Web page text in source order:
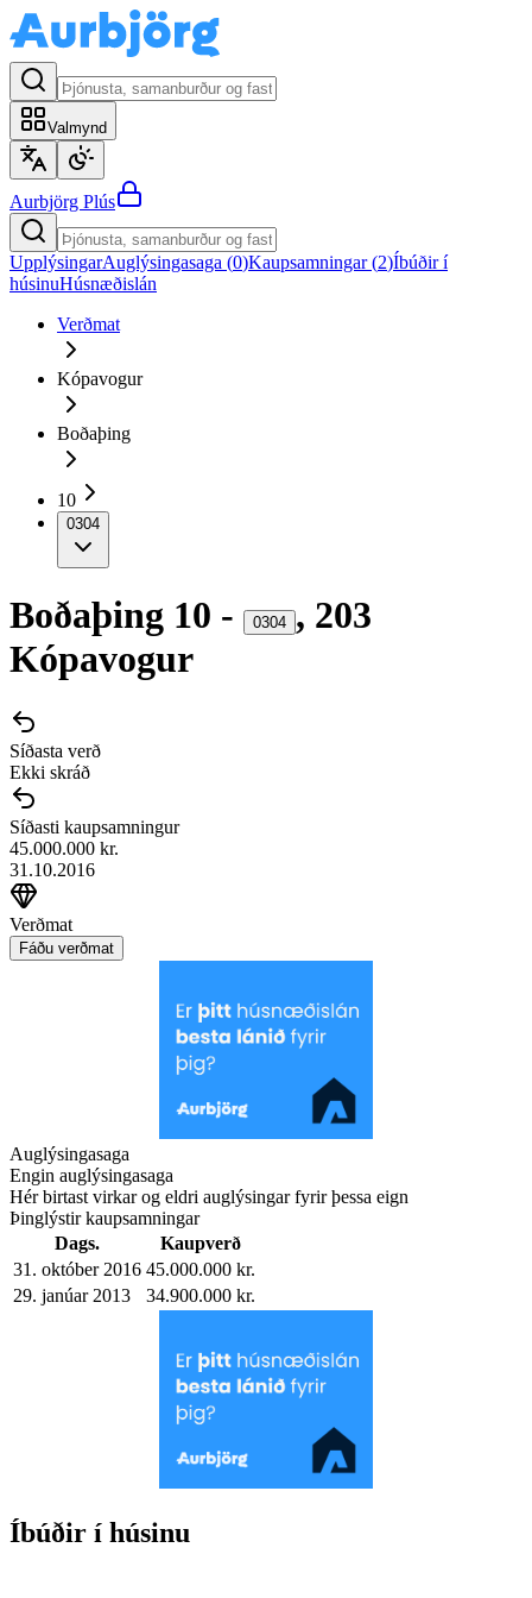
Valmynd
Aurbjörg Plús
UpplýsingarAuglýsingasaga (0)Kaupsamningar (2)Íbúðir í
húsinuHúsnæðislán
Verðmat
Kópavogur
Boðaþing
10
0304
Boðaþing 10 - 0304 , 203
Kópavogur
Síðasta verð
Ekki skráð
Síðasti kaupsamningur
45.000.000 kr.
31.10.2016
Verðmat
Fáðu verðmat
Auglýsingasaga
Engin auglýsingasaga
Hér birtast virkar og eldri auglýsingar fyrir þessa eign
Þinglýstir kaupsamningar
Dags.
Kaupverð
31. október 2016 45.000.000 kr.
29. janúar 2013
34.900.000 kr.
Íbúðir í húsinu